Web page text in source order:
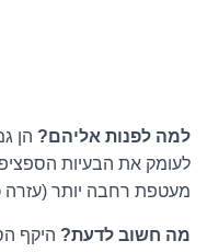
למה לפנות אליהם? הן
לעומק את הבעיות
מעטפת רחבה יותר (עזרה
מה חשוב לדעת? היקף